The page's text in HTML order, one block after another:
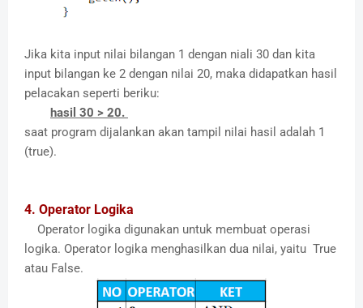
Jika kita input nilai bilangan 1 dengan niali 30 dan kita
input bilangan ke 2 dengan nilai 20, maka didapatkan hasil
pelacakan seperti beriku:
hasil 30 > 20.
saat program dijalankan akan tampil nilai hasil adalah 1
(true).
4. Operator Logika
Operator logika digunakan untuk membuat operasi
logika. Operator logika menghasilkan dua nilai, yaitu True
atau False.